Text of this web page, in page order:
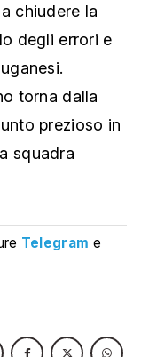
chiudere la
degli errori e
torna dalla
prezioso in
squadra
Telegram e